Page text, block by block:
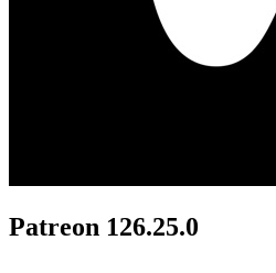
Patreon 126.25.0